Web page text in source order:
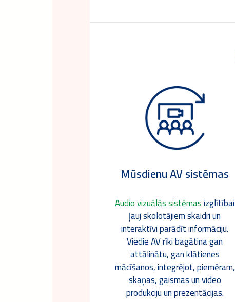
Mūsdienu AV sistēmas
Audio vizuālās sistēmasizglītībai
ļauj skolotājiem skaidri un
interaktīvi parādīt informāciju.
Viedie AV rīki bagātina gan
attālinātu, gan klātienes
mācīšanos, integrējot, piemēram,
skaņas, gaismas un video
produkciju un prezentācijas.